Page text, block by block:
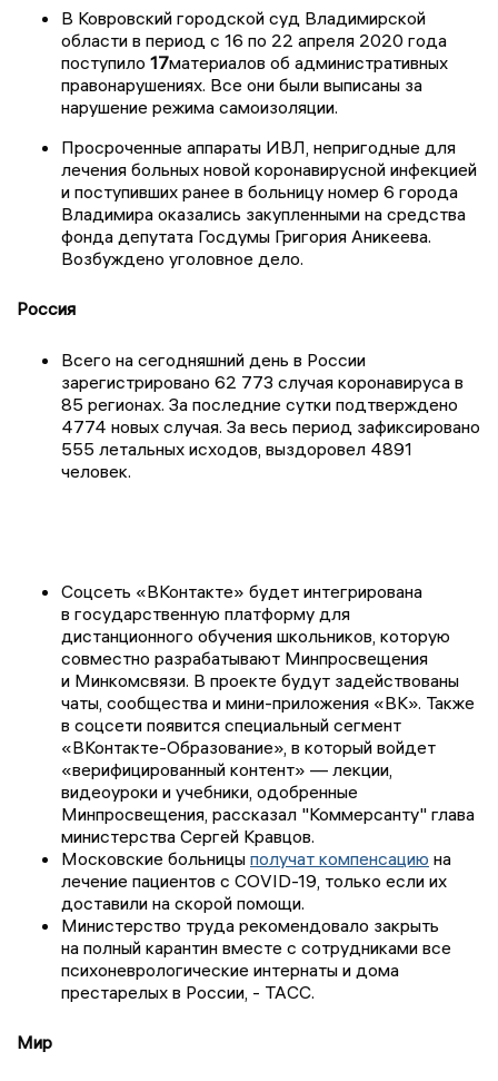
В Ковровский городской суд Владимирской
области в период с 16 по 22 апреля 2020 года
поступило 17материалов об административных
правонарушениях. Все они были выписаны за
нарушение режима самоизоляции.
Просроченные аппараты ИВЛ, непригодные для
лечения больных новой коронавирусной инфекцией
и поступивших ранее в больницу номер 6 города
Владимира оказались закупленными на средства
фонда депутата Госдумы Григория Аникеева.
Возбуждено уголовное дело.
Россия
Всего на сегодняшний день в России
зарегистрировано 62 773 случая коронавируса в
85 регионах. За последние сутки подтверждено
4774 новых случая. За весь период зафиксировано
555 летальных исходов, выздоровел 4891
человек.
Соцсеть «ВКонтакте» будет интегрирована
в государственную платформу для
дистанционного обучения школьников, которую
совместно разрабатывают Минпросвещения
и Минкомсвязи. В проекте будут задействованы
чаты, сообщества и мини-приложения «ВК». Также
в соцсети появится специальный сегмент
«ВКонтакте-Образование», в который войдет
«верифицированный контент» — лекции,
видеоуроки и учебники, одобренные
Минпросвещения, рассказал "Коммерсанту" глава
министерства Сергей Кравцов.
Московские больницы получат компенсацию на
лечение пациентов с COVID-19, только если их
доставили на скорой помощи.
Министерство труда рекомендовало закрыть
на полный карантин вместе с сотрудниками все
психоневрологические интернаты и дома
престарелых в России, - ТАСС.
Мир